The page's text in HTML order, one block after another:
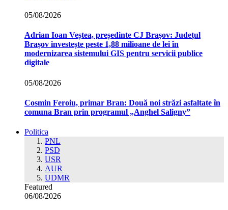
05/08/2026
Adrian Ioan Veștea, președinte CJ Brașov: Județul
Brașov investește peste 1,88 milioane de lei în
modernizarea sistemului GIS pentru servicii publice
digitale
05/08/2026
Cosmin Feroiu, primar Bran: Două noi străzi asfaltate în
comuna Bran prin programul „Anghel Saligny”
Politica
PNL
PSD
USR
AUR
UDMR
Featured
06/08/2026